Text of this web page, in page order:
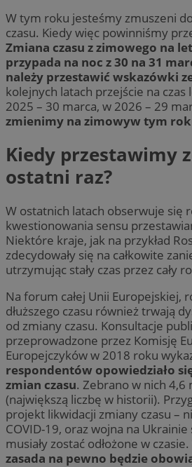
W tym roku jesteśmy zmuszeni
czasu. Kiedy więc powinniśmy
Zmiana czasu z zimowego na
przypada na noc z 30 na 31
należy przestawić wskazówki
kolejnych latach przejście na
2025 – 30 marca, w 2026 – 29
zmienimy na zimowyw tym
Kiedy przestawimy
ostatni raz?
W ostatnich latach obserwuje się
kwestionowania sensu
Niektóre kraje, jak na przykład
zdecydowały się na całkowite
utrzymując stały czas przez cały
Na forum całej Unii Europejskiej,
dłuższego czasu również trwają
od zmiany czasu. Konsultacje
przeprowadzone przez Komisję
Europejczyków w 2018 roku
respondentów opowiedziało
zmian czasu. Zebrano w nich 4,6
(największą liczbę w historii).
projekt likwidacji zmiany czasu –
COVID-19, oraz wojna na
musiały zostać odłożone w czasie.
zasada na pewno będzie